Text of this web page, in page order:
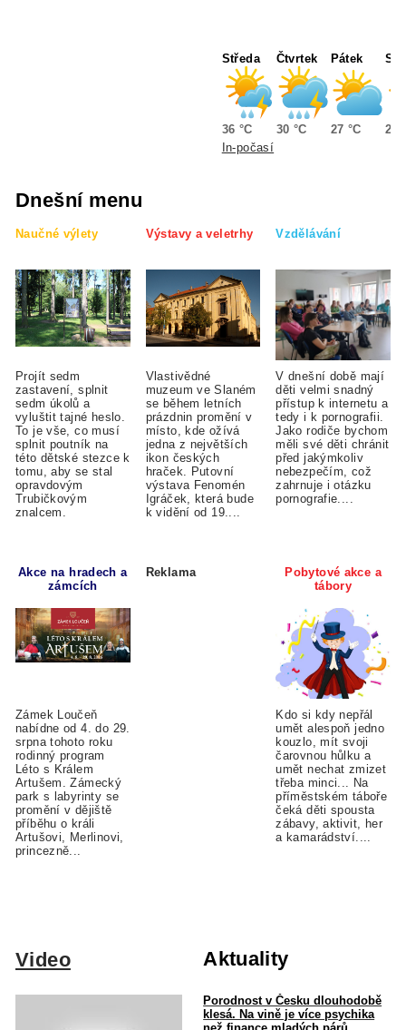
Středa
36 °C
Čtvrtek
30 °C
Pátek
27 °C
28
In-počasí
Dnešní menu
Naučné výlety
Projít sedm
zastavení, splnit
sedm úkolů a
vyluštit tajné heslo.
To je vše, co musí
splnit poutník na
této dětské stezce k
tomu, aby se stal
opravdovým
Trubičkovým
znalcem.
Výstavy a veletrhy
Vlastivědné
muzeum ve Slaném
se během letních
prázdnin promění v
místo, kde ožívá
jedna z největších
ikon českých
hraček. Putovní
výstava Fenomén
Igráček, která bude
k vidění od 19....
Vzdělávání
V dnešní době mají
děti velmi snadný
přístup k internetu a
tedy i k pornografii.
Jako rodiče bychom
měli své děti chránit
před jakýmkoliv
nebezpečím, což
zahrnuje i otázku
pornografie....
Akce na hradech a
zámcích
Zámek Loučeň
nabídne od 4. do 29.
srpna tohoto roku
rodinný program
Léto s Králem
Artušem. Zámecký
park s labyrinty se
promění v dějiště
příběhu o králi
Artušovi, Merlinovi,
princezně...
Reklama
Pobytové akce a
tábory
Kdo si kdy nepřál
umět alespoň jedno
kouzlo, mít svoji
čarovnou hůlku a
umět nechat zmizet
třeba minci... Na
příměstském táboře
čeká děti spousta
zábavy, aktivit, her
a kamarádství....
Video Aktuality
Porodnost v Česku dlouhodobě
klesá. Na vině je více psychika